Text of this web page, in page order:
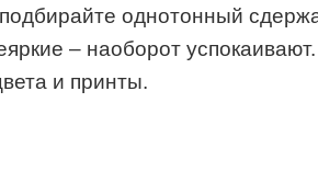
однотонный
– наоборот успокаивают.
и принты.